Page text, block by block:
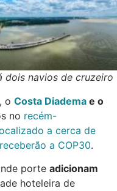
dois navios de cruzeiro
o Costa Diadema e o
no recém-
a cerca de
a COP30.
porte adicionam
hoteleira de